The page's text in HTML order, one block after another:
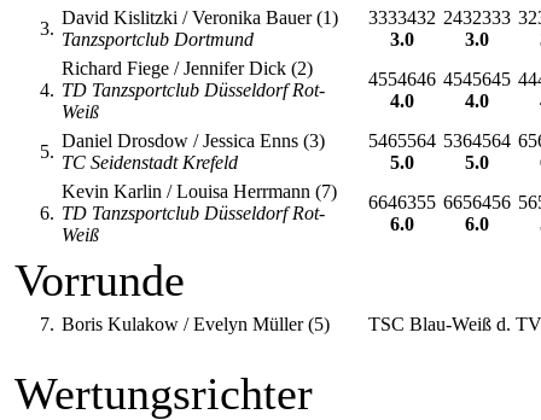
3.
David Kislitzki / Veronika Bauer (1)
Tanzsportclub Dortmund
3333432
3.0
2432333
3.0
4.
Richard Fiege / Jennifer Dick (2)
TD Tanzsportclub Düsseldorf Rot-
Weiß
4554646
4.0
4545645
4.0
5.
Daniel Drosdow / Jessica Enns (3)
TC Seidenstadt Krefeld
5465564
5.0
5364564
5.0
6.
Kevin Karlin / Louisa Herrmann (7)
TD Tanzsportclub Düsseldorf Rot-
Weiß
6646355
6.0
6656456
6.0
Vorrunde
7. Boris Kulakow / Evelyn Müller (5) TSC Blau-Weiß d.
Wertungsrichter